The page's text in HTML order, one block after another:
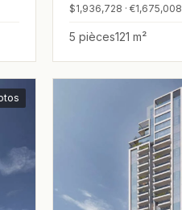
$1,936,728 · €1,675,008
5 pièces121 m²